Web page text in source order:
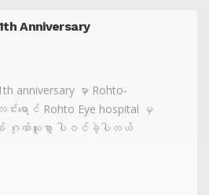
Anniversary
anniversary မှာ Rohto-
ရောင် Rohto Eye hospital မှ
စ် ဂုဏ်ယူစွာ ပါဝင်ခဲ့ပါတယ်